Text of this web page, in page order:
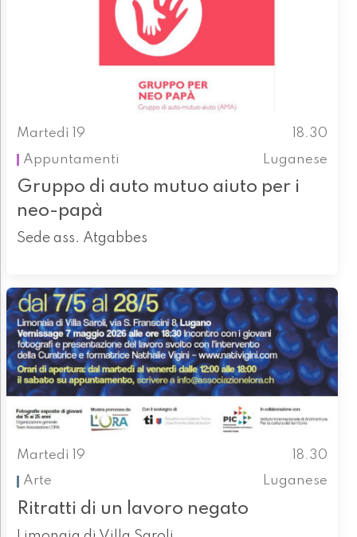
Martedì 19
18.30
Appuntamenti
Luganese
Gruppo di auto mutuo aiuto per i
neo-papà
Sede ass. Atgabbes
Martedì 19
18.30
Arte
Luganese
Ritratti di un lavoro negato